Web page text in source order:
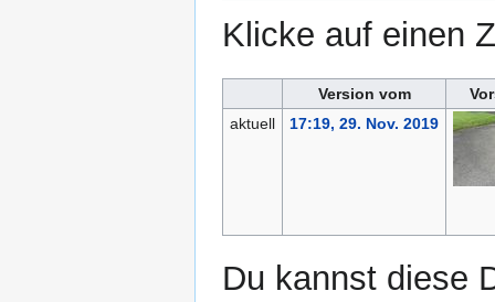
Klicke auf einen
Version vom
aktuell
17:19, 29. Nov. 2019
Du kannst diese